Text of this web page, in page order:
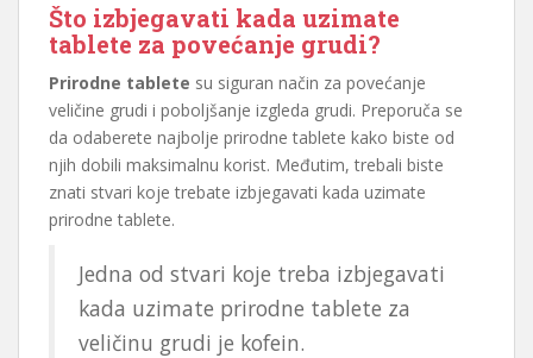
Što izbjegavati kada uzimate
tablete za povećanje grudi?
Prirodne tablete su siguran način za povećanje
veličine grudi i poboljšanje izgleda grudi. Preporuča se
da odaberete najbolje prirodne tablete kako biste od
njih dobili maksimalnu korist. Međutim, trebali biste
znati stvari koje trebate izbjegavati kada uzimate
prirodne tablete.
Jedna od stvari koje treba izbjegavati
kada uzimate prirodne tablete za
veličinu grudi je kofein.